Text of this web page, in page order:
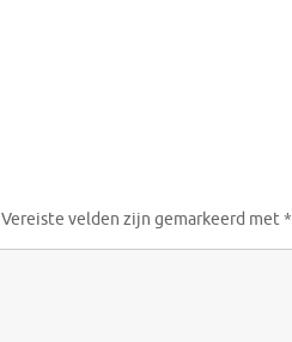
Vereiste velden zijn gemarkeerd met*